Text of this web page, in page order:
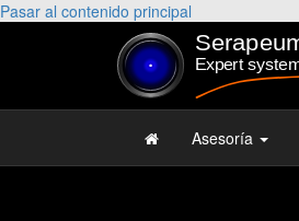
Pasar al contenido principal
Asesoría